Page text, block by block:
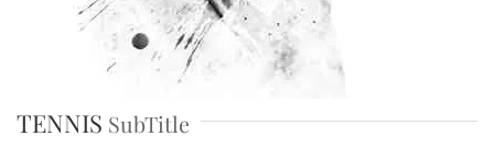
TENNIS SubTitle